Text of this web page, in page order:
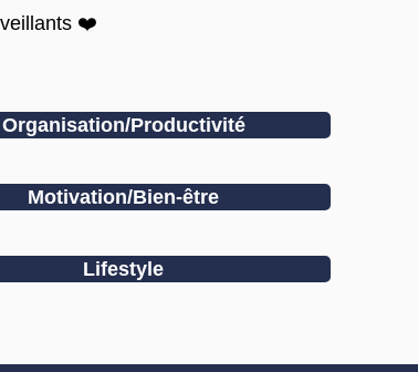
❤️
Organisation/Productivité
Motivation/Bien-être
Lifestyle